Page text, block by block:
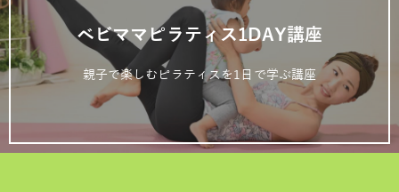
ベビママピラティス1DAY講座
親子で楽しむピラティスを1日で学ぶ講座